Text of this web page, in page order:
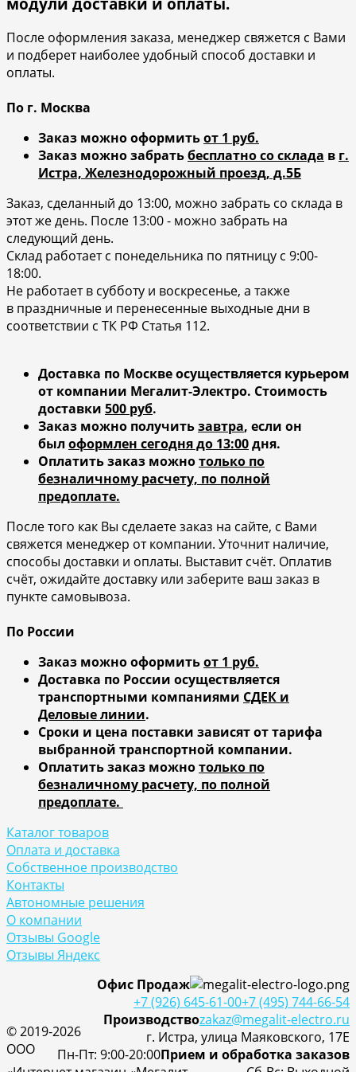
После оформления заказа, менеджер свяжется с Вами
и подберет наиболее удобный способ доставки и
оплаты.
По г. Москва
Заказ можно оформитьот 1 руб.
Заказ можно забратьбесплатно со склада в г.
Истра, Железнодорожный проезд, д.5Б
Заказ, сделанный до 13:00, можно забрать со склада в
этот же день. После 13:00 - можно забрать на
следующий день.
Склад работает с понедельника по пятницу с 9:00-
18:00.
Не работает в субботу и воскресенье, а также
в праздничные и перенесенные выходные дни в
соответствии с ТК РФ Статья 112.
Доставка по Москве осуществляется курьером
от компании Мегалит-Электро. Стоимость
доставки 500 руб.
Заказ можно получитьзавтра, если он
был оформлен сегодня до 13:00дня.
Оплатить заказ можнотолько по
безналичному расчету, по полной
предоплате.
После того как Вы сделаете заказ на сайте, с Вами
свяжется менеджер от компании. Уточнит наличие,
способы доставки и оплаты. Выставит счёт. Оплатив
счёт, ожидайте доставку или заберите ваш заказ в
пункте самовывоза.
По России
Заказ можно оформитьот 1 руб.
Доставка по России осуществляется
транспортными компаниями СДЕК и
Деловые линии.
Сроки и цена поставки зависят от тарифа
выбранной транспортной компании.
Оплатить заказ можнотолько по
безналичному расчету, по полной
предоплате.
Каталог товаров
Оплата и доставка
Собственное производство
Контакты
Автономные решения
О компании
Отзывы Google
Отзывы Яндекс
Офис Продаж
+7 (495) 744-66-54
+7 (926) 645-61-00
zakaz@megalit-electro.ru
Производство
г. Истра, улица Маяковского, 17Е
Прием и обработка заказов
Пн-Пт: 9:00-20:00
© 2019-2026
ООО